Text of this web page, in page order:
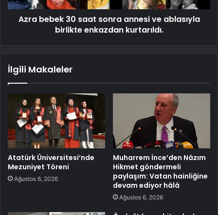
Azra bebek 30 saat sonra annesi ve ablasıyla
birlikte enkazdan kurtarıldı.
İlgili Makaleler
Atatürk Üniversitesi’nde
Mezuniyet Töreni
Ağustos 6, 2026
Muharrem İnce’den Nâzım
Hikmet göndermeli
paylaşım: Vatan hainliğine
devam ediyor hâlâ
Ağustos 6, 2026